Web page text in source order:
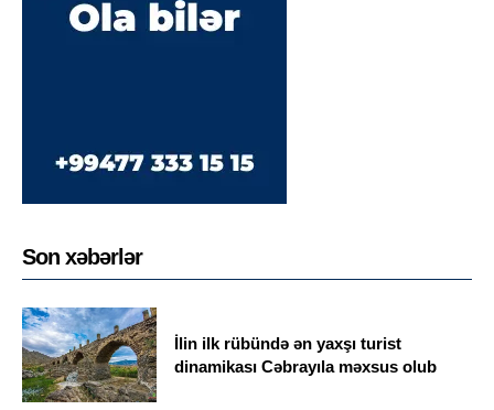
Son xəbərlər
İlin ilk rübündə ən yaxşı turist
dinamikası Cəbrayıla məxsus olub